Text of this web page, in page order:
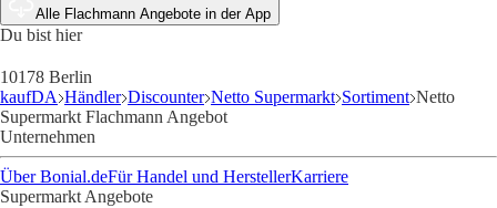
Alle Flachmann Angebote in der App
Du bist hier
10178 Berlin
kaufDA Händler Discounter Netto Supermarkt Sortiment Netto
Supermarkt Flachmann Angebot
Unternehmen
Über Bonial.deFür Handel und HerstellerKarriere
Supermarkt Angebote